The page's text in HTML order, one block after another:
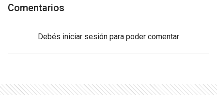
Comentarios
Debés iniciar sesión para poder comentar